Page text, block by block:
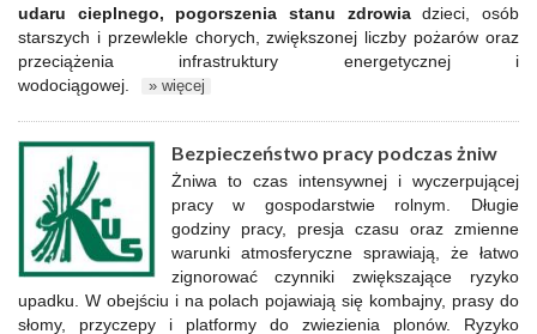
udaru cieplnego, pogorszenia stanu zdrowiadzieci, osób
starszych i przewlekle chorych, zwiększonej liczby pożarów oraz
przeciążenia infrastruktury energetycznej i
wodociągowej.
» więcej
Bezpieczeństwo pracy podczas żniw
Żniwa to czas intensywnej i wyczerpującej
pracy w gospodarstwie rolnym. Długie
godziny pracy, presja czasu oraz zmienne
warunki atmosferyczne sprawiają, że łatwo
zignorować czynniki zwiększające ryzyko
upadku. W obejściu i na polach pojawiają się kombajny, prasy do
słomy, przyczepy i platformy do zwiezienia plonów. Ryzyko